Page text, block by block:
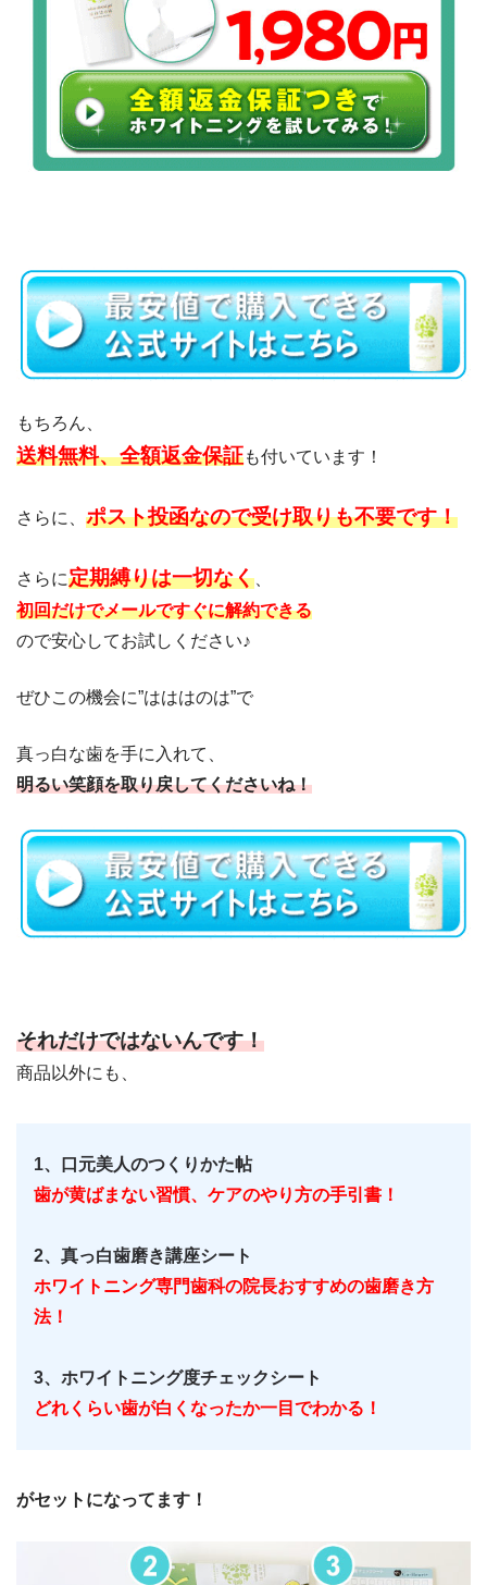
もちろん、
送料無料、全額返金保証も付いています！
さらに、 ポスト投函なので受け取りも不要です！
さらに定期縛りは一切なく
初回だけでメールですぐに解約できる
ので安心してお試しください♪
ぜひこの機会に”はははのは”で
真っ白な歯を手に入れて、
明るい笑顔を取り戻してくださいね！
それだけではないんです！
商品以外にも、
1、口元美人のつくりかた帖
歯が黄ばまない習慣、ケアのやり方の手引書！
2、真っ白歯磨き講座シート
ホワイトニング専門歯科の院長おすすめの歯磨き方
法！
3、ホワイトニング度チェックシート
どれくらい歯が白くなったか一目でわかる！
がセットになってます！